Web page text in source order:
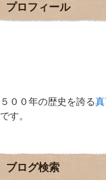
プロフィール
５００年の歴史を誇る
です。
ブログ検索